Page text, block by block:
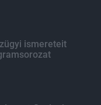
ismereteit